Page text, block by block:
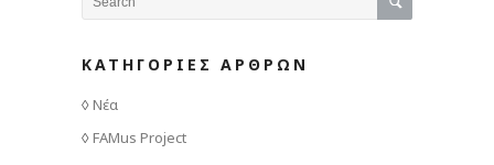
ΚΑΤΗΓΟΡΙΕΣ ΑΡΘΡΩΝ
Νέα
FAMus Project